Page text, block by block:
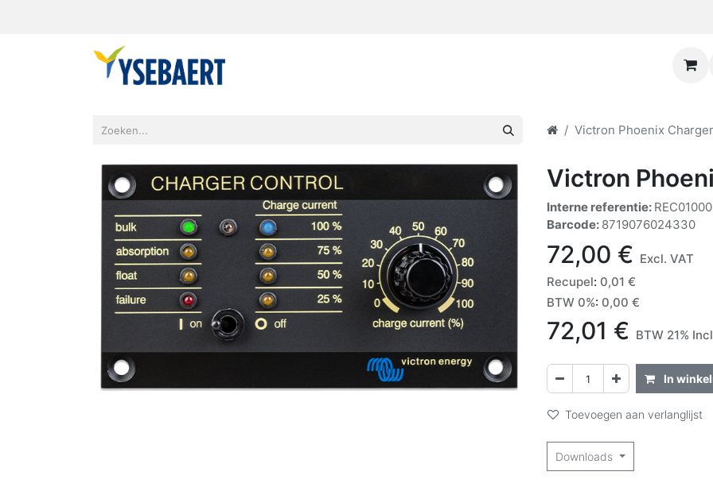
Victron Phoenix
Victron
Interne referentie:
Barcode: 8719076024330
72,00 € Excl. VAT
Recupel: 0,01 €
BTW 0%: 0,00 €
72,01 € BTW 21%
In
Toevoegen aan verlanglijst
Downloads